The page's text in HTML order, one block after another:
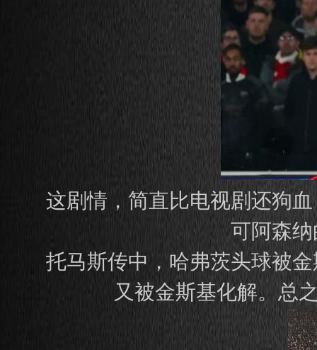
这剧情，简直比电视剧还狗
可阿森
托马斯传中，哈弗茨头球被
又被金斯基化解。总